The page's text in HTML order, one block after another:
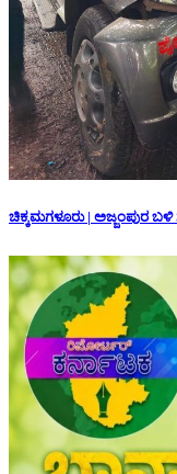
ಚಿಕ್ಕಮಗಳೂರು | ಅಜ್ಜಂಪುರ